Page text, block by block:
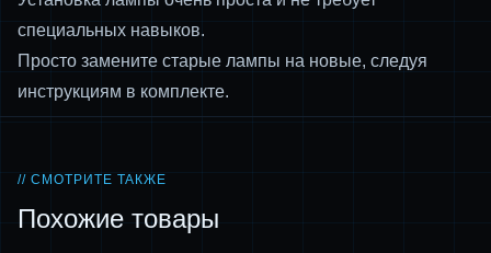
специальных навыков.
Просто замените старые лампы на новые, следуя
инструкциям в комплекте.
// СМОТРИТЕ ТАКЖЕ
Похожие товары